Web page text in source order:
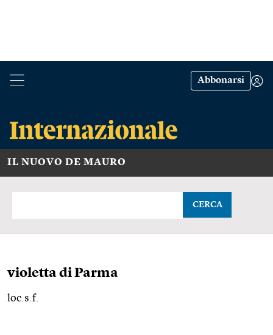
Abbonarsi
IL NUOVO DE MAURO
CERCA
violetta di Parma
loc.s.f.